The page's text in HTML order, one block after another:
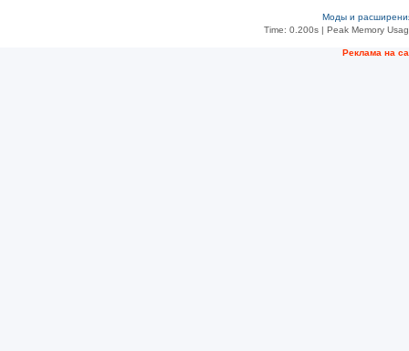
Моды и
Time: 0.200s| Peak Memory
Рeклама на